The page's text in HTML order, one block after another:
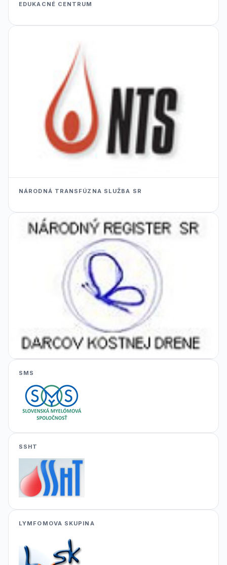
EDUKACNÉ CENTRUM
NÁRODNÁ TRANSFÚZNA SLUŽBA SR
SMS
SSHT
LYMFOMOVA SKUPINA